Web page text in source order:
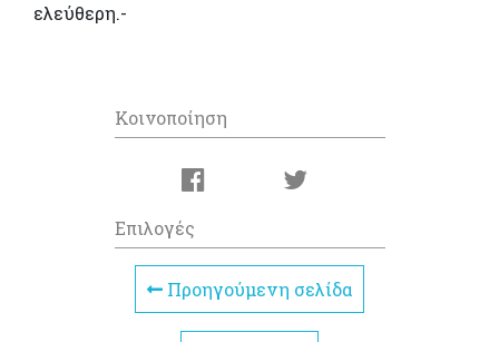
ελεύθερη.-
Κοινοποίηση
Επιλογές
Προηγούμενη σελίδα